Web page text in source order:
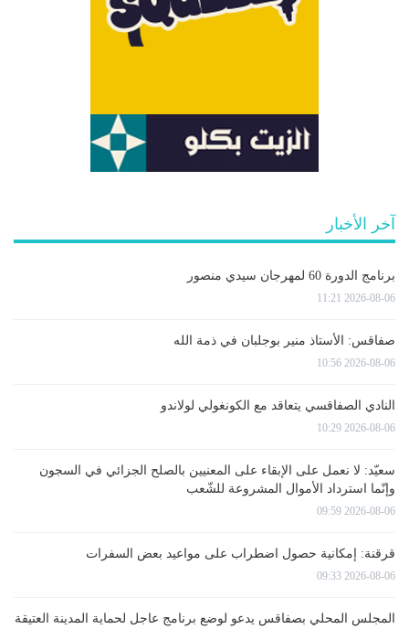
آخر الأخبار
برنامج الدورة 60 لمهرجان سيدي منصور
2026-08-06 11:21
صفاقس: الأستاذ منير بوجلبان في ذمة الله
2026-08-06 10:56
النادي الصفاقسي يتعاقد مع الكونغولي لولاندو
2026-08-06 10:29
سعيّد: لا نعمل على الإبقاء على المعنيين بالصلح الجزائي في السجون
وإنّما استرداد الأموال المشروعة للشّعب
2026-08-06 09:59
قرقنة: إمكانية حصول اضطراب على مواعيد بعض السفرات
2026-08-06 09:33
المجلس المحلي بصفاقس يدعو لوضع برنامج عاجل لحماية المدينة العتيقة